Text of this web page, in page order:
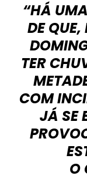
“HÁ
DE QUE,
TER
COM
JÁ SE
O